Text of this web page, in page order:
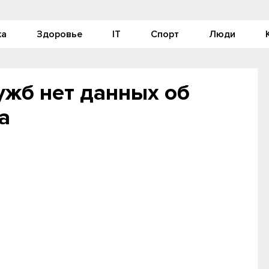
Здоровье IT Спорт Люди
нет данных об